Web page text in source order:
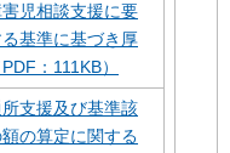
児相談支援に要
基準に基づき厚
：111KB）
支援及び基準該
の算定に関する